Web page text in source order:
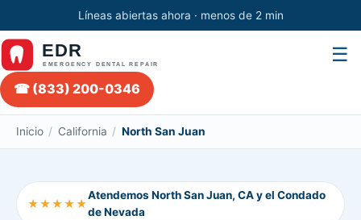
Líneas abiertas ahora · menos de 2 min
☰
☎ (833) 200-0346
Inicio / California / North San Juan
★★★★★
Atendemos North San Juan, CA y el Condado
de Nevada